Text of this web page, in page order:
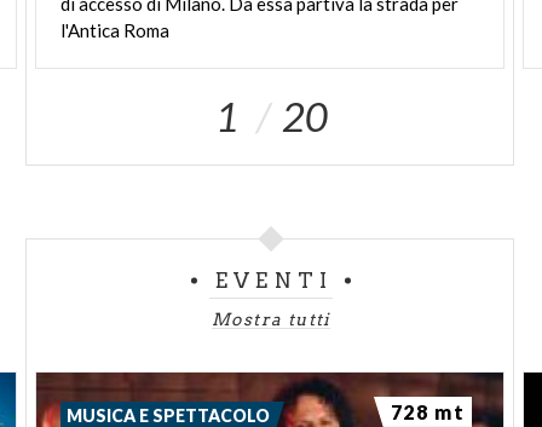
l'Antica Roma
1 20
EVENTI
Mostra tutti
MUSICA E SPETTACOLO 728 mt